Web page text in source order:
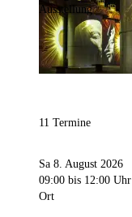
Ausstellung
11 Termine
Sa 8. August 2026
09:00 bis 12:00 Uhr
Ort